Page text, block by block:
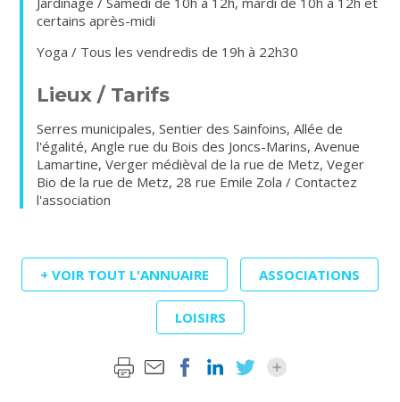
certains après-midi
Yoga / Tous les vendredis de 19h à 22h30
Lieux / Tarifs
Serres municipales, Sentier des Sainfoins, Allée de
l'égalité, Angle rue du Bois des Joncs-Marins, Avenue
Lamartine, Verger médièval de la rue de Metz, Veger
Bio de la rue de Metz, 28 rue Emile Zola / Contactez
l'association
+ VOIR TOUT L'ANNUAIRE ASSOCIATIONS
LOISIRS